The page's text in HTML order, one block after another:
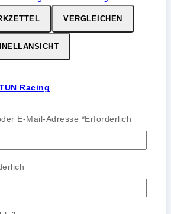
VERGLEICHEN
Racing
€-142,99€
Racing ist ein
Hartantifouling für
und
E-Mail-Adresse *Erforderlich